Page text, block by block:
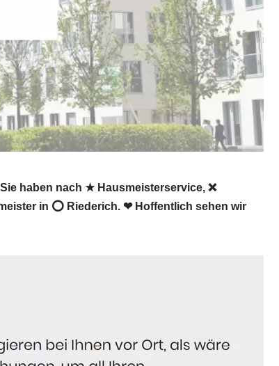
haben nach ★ Hausmeisterservice, ❌
in ⭕ Riederich. ❤ Hoffentlich sehen wir